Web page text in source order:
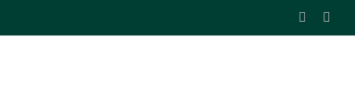
Facebook